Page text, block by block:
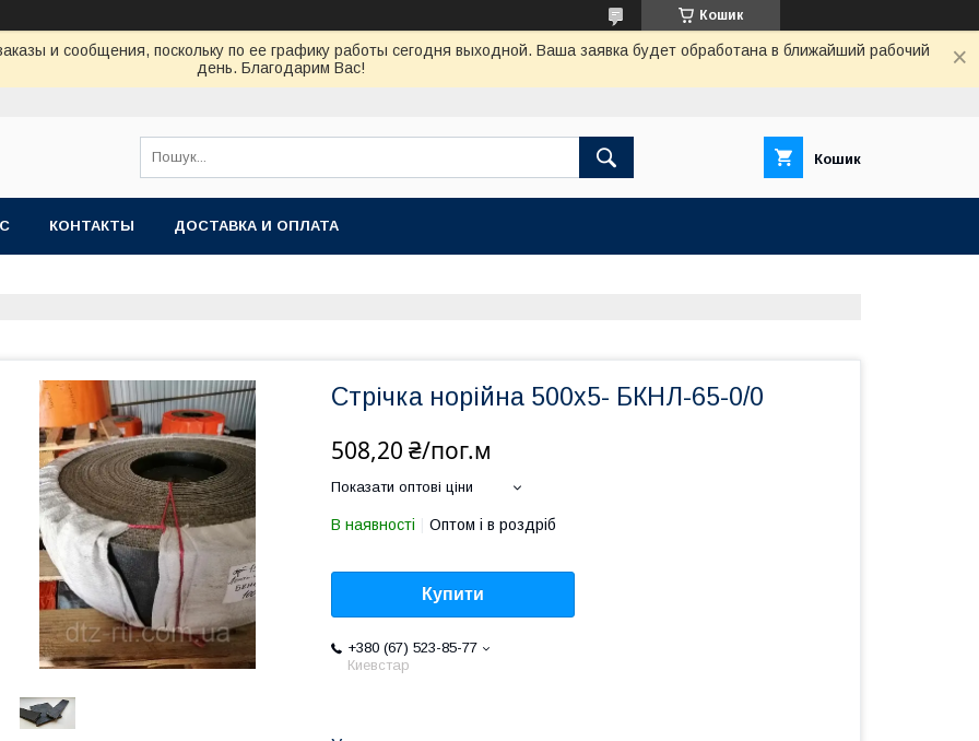
Кошик
и сообщения, поскольку по ее графику работы сегодня выходной. Ваша заявка будет обработана в ближайший рабочий
день. Благодарим Вас!
Кошик
КОНТАКТЫ ДОСТАВКА И ОПЛАТА
Стрічка норійна 500х5- БКНЛ-65-0/0
508,20 ₴/пог.м
Показати оптові ціни
В наявності Оптом і в роздріб
Купити
+380 (67) 523-85-77
Киевстар